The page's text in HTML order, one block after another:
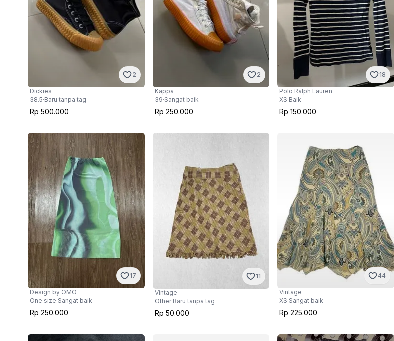
2
Dickies
38.5·Baru tanpa tag
Rp 500.000
2
Kappa
39·Sangat baik
Rp 250.000
18
Polo Ralph Lauren
XS·Baik
Rp 150.000
17
Design by OMO
One size·Sangat baik
Rp 250.000
11
Vintage
Other·Baru tanpa tag
Rp 50.000
44
Vintage
XS·Sangat baik
Rp 225.000